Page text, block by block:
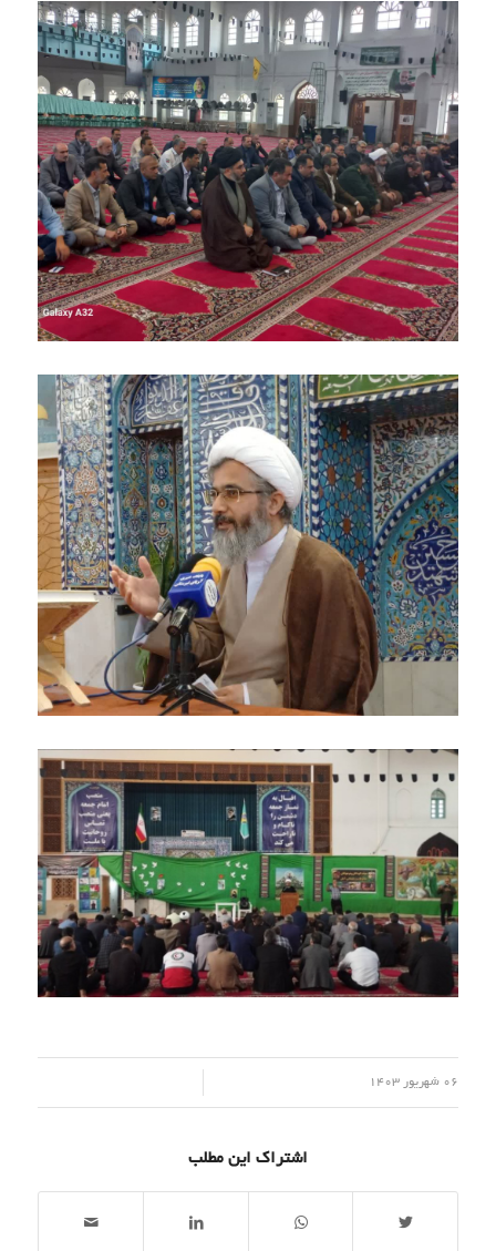
06 شهریور 1403
اشتراک این مطلب